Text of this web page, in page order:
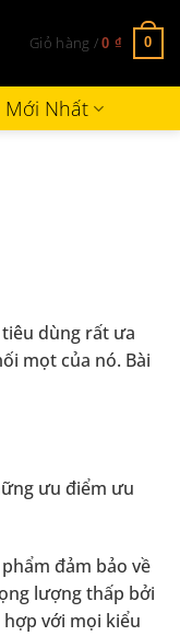
Giỏ hàng /0 ₫ 0
Mới Nhất
dùng rất ưa
mọt của nó. Bài
ưu điểm ưu
đảm bảo về
lượng thấp bởi
với mọi kiểu